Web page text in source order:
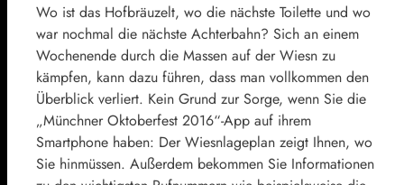
Wo ist das Hofbräuzelt, wo die nächste Toilette und wo
war nochmal die nächste Achterbahn? Sich an einem
Wochenende durch die Massen auf der Wiesn zu
kämpfen, kann dazu führen, dass man vollkommen den
Überblick verliert. Kein Grund zur Sorge, wenn Sie die
„Münchner Oktoberfest 2016“-App auf ihrem
Smartphone haben: Der Wiesnlageplan zeigt Ihnen, wo
Sie hinmüssen. Außerdem bekommen Sie Informationen